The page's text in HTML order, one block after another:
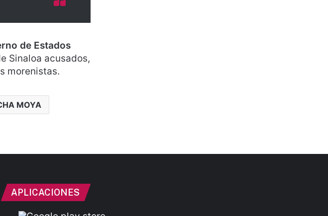
de Estados
Sinaloa acusados,
morenistas.
MOYA
APLICACIONES